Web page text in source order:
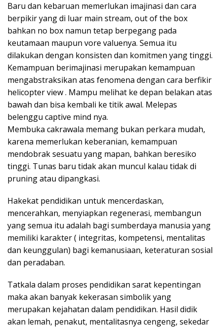
Baru dan kebaruan memerlukan imajinasi dan cara
berpikir yang di luar main stream, out of the box
bahkan no box namun tetap berpegang pada
keutamaan maupun vore valuenya. Semua itu
dilakukan dengan konsisten dan komitmen yang tinggi.
Kemampuan berimajinasi merupakan kemampuan
mengabstraksikan atas fenomena dengan cara berfikir
helicopter view . Mampu melihat ke depan belakan atas
bawah dan bisa kembali ke titik awal. Melepas
belenggu captive mind nya.
Membuka cakrawala memang bukan perkara mudah,
karena memerlukan keberanian, kemampuan
mendobrak sesuatu yang mapan, bahkan beresiko
tinggi. Tunas baru tidak akan muncul kalau tidak di
pruning atau dipangkasi.
Hakekat pendidikan untuk mencerdaskan,
mencerahkan, menyiapkan regenerasi, membangun
yang semua itu adalah bagi sumberdaya manusia yang
memiliki karakter ( integritas, kompetensi, mentalitas
dan keunggulan) bagi kemanusiaan, keteraturan sosial
dan peradaban.
Tatkala dalam proses pendidikan sarat kepentingan
maka akan banyak kekerasan simbolik yang
merupakan kejahatan dalam pendidikan. Hasil didik
akan lemah, penakut, mentalitasnya cengeng, sekedar